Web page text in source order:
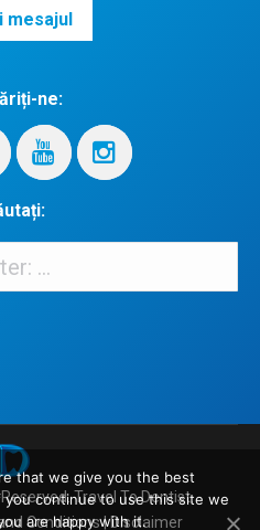
ne:
Travel To Dentist.
Conditions|Disclaimer
that we give you the best
continue to use this site we
are happy with it.